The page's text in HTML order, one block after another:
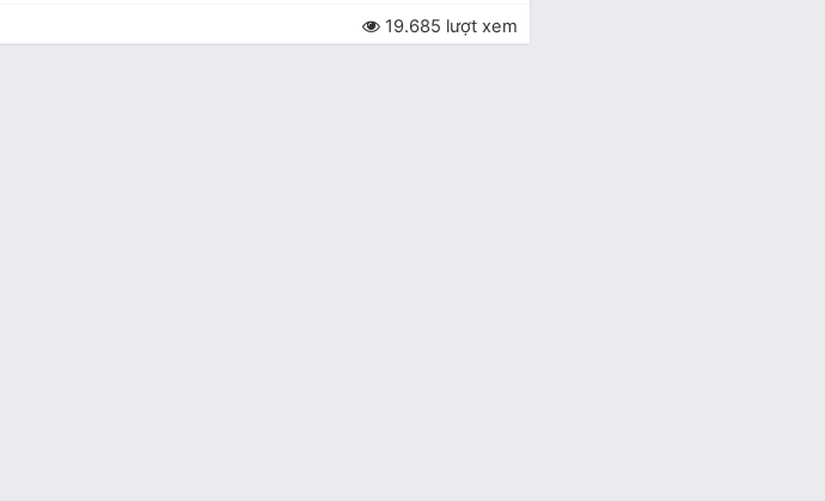
19.685 lượt xem